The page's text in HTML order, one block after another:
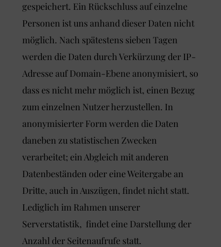
gespeichert. Ein Rückschluss auf einzelne
Personen ist uns anhand dieser Daten nicht
möglich. Nach spätestens sieben Tagen
werden die Daten durch Verkürzung der IP-
Adresse auf Domain-Ebene anonymisiert, so
dass es nicht mehr möglich ist, einen Bezug
zum einzelnen Nutzer herzustellen. In
anonymisierter Form werden die Daten
daneben zu statistischen Zwecken
verarbeitet; ein Abgleich mit anderen
Datenbeständen oder eine Weitergabe an
Dritte, auch in Auszügen, findet nicht statt.
Lediglich im Rahmen unserer
Serverstatistik, findet eine Darstellung der
Anzahl der Seitenaufrufe statt.